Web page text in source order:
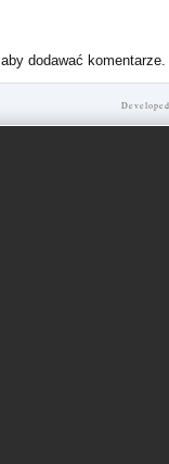
aby dodawać komentarze.